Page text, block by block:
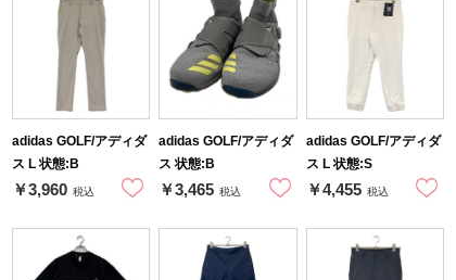
adidas GOLF/アディダ
ス L 状態:B
￥3,960 税込
adidas GOLF/アディダ
ス 状態:B
￥3,465 税込
adidas GOLF/アディダ
ス L 状態:S
￥4,455 税込